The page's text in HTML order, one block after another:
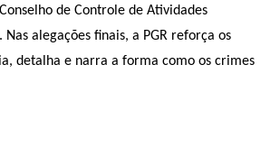
de Controle de Atividades
Nas alegações finais, a PGR reforça os
detalha e narra a forma como os crimes